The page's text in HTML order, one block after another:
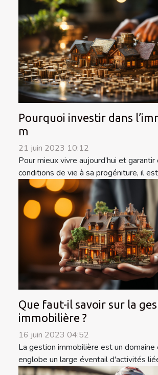
Pourquoi investir dans
m
21 juin 2023 10:12
Pour mieux vivre aujourd’hui et
conditions de vie à sa progéniture, il
Que faut-il savoir sur la
immobilière ?
16 juin 2023 04:52
La gestion immobilière est un domaine
englobe un large éventail d'activités